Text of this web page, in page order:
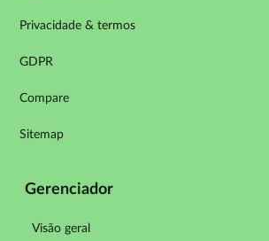
Privacidade & termos
GDPR
Compare
Sitemap
Gerenciador
Visão geral